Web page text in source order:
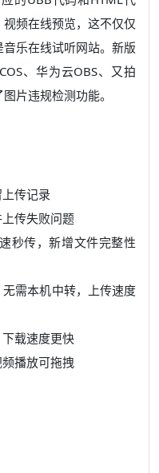
频在线预览，这不仅仅
乐在线试听网站。新版
、华为云OBS、又拍
片违规检测功能。
传记录
传失败问题
秒传，新增文件完整性
需本机中转，上传速度
载速度更快
播放可拖拽